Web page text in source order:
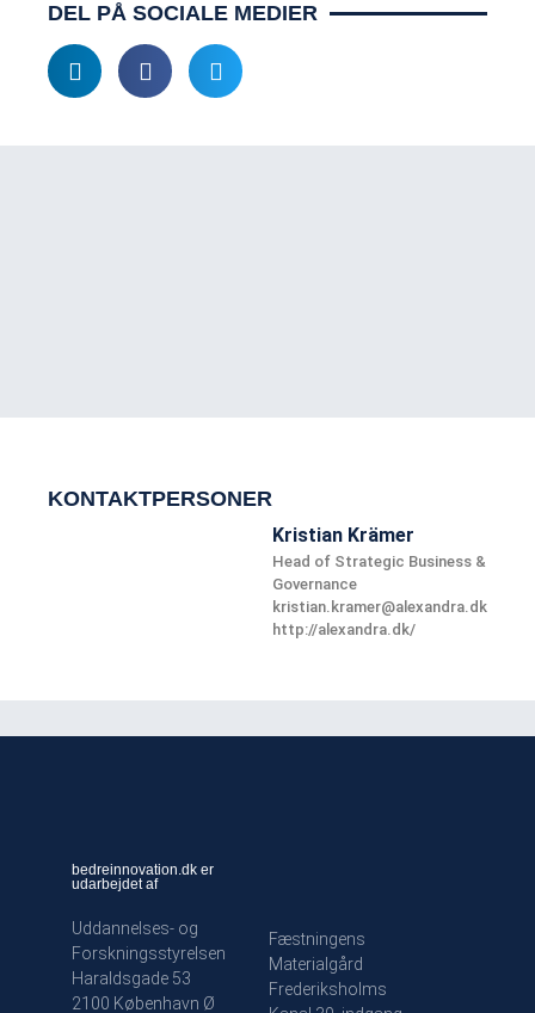
DEL PÅ SOCIALE MEDIER
KONTAKTPERSONER
Kristian Krämer
Head of Strategic Business &
Governance
kristian.kramer@alexandra.dk
http://alexandra.dk/
bedreinnovation.dk er
udarbejdet af
Uddannelses- og
Forskningsstyrelsen
Haraldsgade 53
2100 København Ø
Fæstningens
Materialgård
Frederiksholms